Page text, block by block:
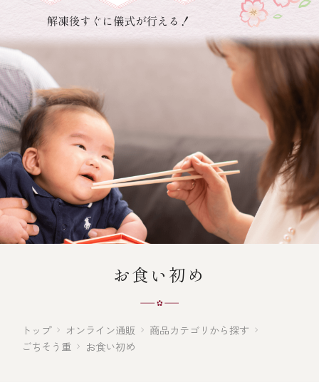
ご結婚式 1.5次会・
レストラン
オンライン通販
(造り/焼物/蒸し/ボイル伊勢海老)
(ごちそう重/誕生日重/還暦重/お食い初め重)
(生おせち/おせち冷凍)
弁当宅配・仕出し
鉄板焼 ひかり
製薬会社・MR
サイトマップ
採用情報
ご意見・お問合せ
全ての商品を見る
焼物
蒸し
ボイル伊勢海老
ごちそう重
ごちそう重
還暦重
誕生日重
お食い初め重
全ての商品を見る
生おせち
おせち冷凍
海鮮鍋
海鮮ＢＢＱ
調味料
スープ・スープカレー
レストラン商品
お食い初め
トップ オンライン通販
商品カテゴリから探す
ごちそう重
お食い初め